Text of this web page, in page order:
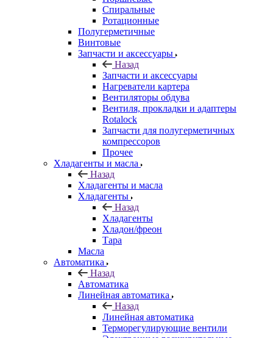
Спиральные
Ротационные
Полугерметичные
Винтовые
Запчасти и аксессуары
Назад
Запчасти и аксессуары
Нагреватели картера
Вентиляторы обдува
Вентиля, прокладки и адаптеры
Rotalock
Запчасти для полугерметичных
компрессоров
Прочее
Хладагенты и масла
Назад
Хладагенты и масла
Хладагенты
Назад
Хладагенты
Хладон/фреон
Тара
Масла
Автоматика
Назад
Автоматика
Линейная автоматика
Назад
Линейная автоматика
Терморегулирующие вентили